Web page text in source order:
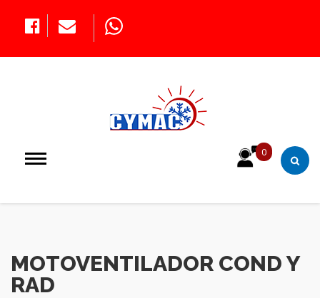
0
MOTOVENTILADOR COND Y
RAD